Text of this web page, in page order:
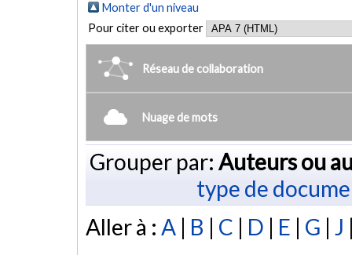
Monter d'un niveau
Pour citer ou exporter
Réseau de collaboration
Nuage de mots
Grouper par: Auteurs ou
type de
Aller à : A | B | C | D | E | G | J